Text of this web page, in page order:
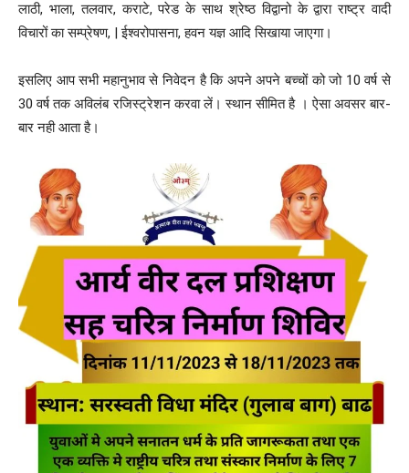
लाठी, भाला, तलवार, कराटे, परेड के साथ श्रेष्ठ विद्वानो के द्वारा राष्ट्र वादी
विचारों का सम्प्रेषण, | ईश्वरोपासना, हवन यज्ञ आदि सिखाया जाएगा।
इसलिए आप सभी महानुभाव से निवेदन है कि अपने अपने बच्चों को जो 10 वर्ष से
30 वर्ष तक अविलंब रजिस्ट्रेशन करवा लें। स्थान सीमित है । ऐसा अवसर बार-
बार नही आता है।